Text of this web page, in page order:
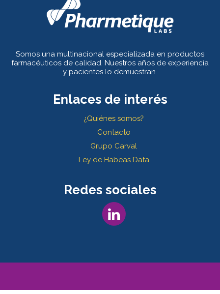
Somos una multinacional especializada en productos
farmacéuticos de calidad. Nuestros años de experiencia
y pacientes lo demuestran.
Enlaces de interés
¿Quiénes somos?
Contacto
Grupo Carval
Ley de Habeas Data
Redes sociales